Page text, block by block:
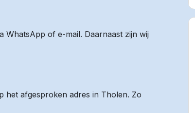
of e-mail. Daarnaast zijn wij
het afgesproken adres in Tholen. Zo